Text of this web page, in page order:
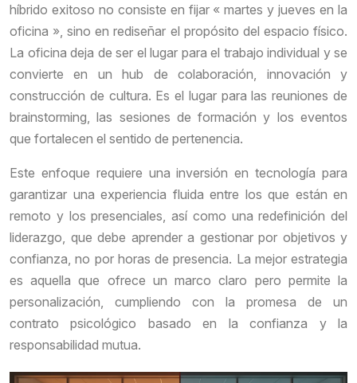
híbrido exitoso no consiste en fijar « martes y jueves en la
oficina », sino en rediseñar el propósito del espacio físico.
La oficina deja de ser el lugar para el trabajo individual y se
convierte en un hub de colaboración, innovación y
construcción de cultura. Es el lugar para las reuniones de
brainstorming, las sesiones de formación y los eventos
que fortalecen el sentido de pertenencia.
Este enfoque requiere una inversión en tecnología para
garantizar una experiencia fluida entre los que están en
remoto y los presenciales, así como una redefinición del
liderazgo, que debe aprender a gestionar por objetivos y
confianza, no por horas de presencia. La mejor estrategia
es aquella que ofrece un marco claro pero permite la
personalización, cumpliendo con la promesa de un
contrato psicológico basado en la confianza y la
responsabilidad mutua.